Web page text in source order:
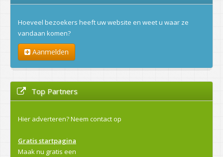
Hoeveel bezoekers heeft uw website en weet u waar ze
vandaan komen?
Aanmelden
Top Partners
Hier adverteren?Neem contact op
Gratis startpagina
Maak nu gratis een